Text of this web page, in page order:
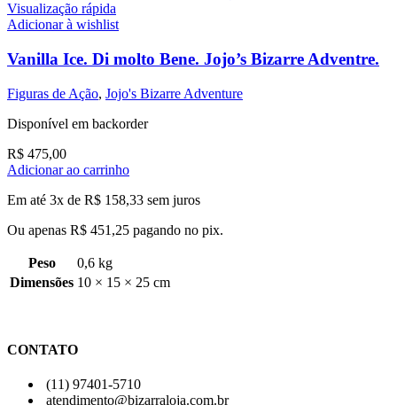
Visualização rápida
Adicionar à wishlist
Vanilla Ice. Di molto Bene. Jojo’s Bizarre Adventre.
Figuras de Ação, Jojo's Bizarre Adventure
Disponível em backorder
R$ 475,00
Adicionar ao carrinho
Em até 3x de R$ 158,33 sem juros
Ou apenas R$ 451,25 pagando no pix.
Peso
0,6 kg
Dimensões 10 × 15 × 25 cm
CONTATO
(11) 97401-5710
atendimento@bizarraloja.com.br